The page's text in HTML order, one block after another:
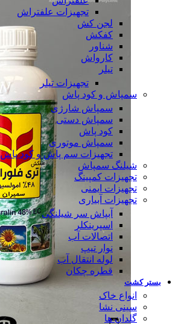
تجهیزات علفتراش
لجن کش
کفکش
شناور
کارواش
تیلر
تجهیزات تیلر
سمپاش و کود پاش
سمپاش شارژی
سمپاش دستی
کود پاش
سمپاش موتوری
تجهیزات سم پاش و کود پاش
شیلنگ سمپاش
تجهیزات کمپینگ
تجهیزات ایمنی
تجهیزات آبیاری
آبپاش سر شیلنگی
اسپرینکلر
اتصالات آب
نوار تیپ
لوله انتقال آب
قطره چکان
بستر کشت
انواع خاک
سینی نشا
گلدان ها